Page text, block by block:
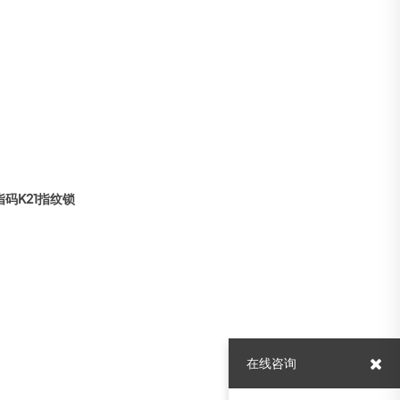
码K21指纹锁
在线咨询